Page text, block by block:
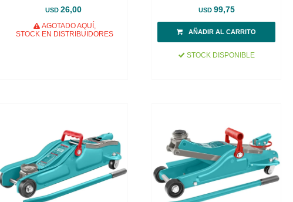
USD 26,00
AGOTADO AQUÍ,
STOCK EN DISTRIBUIDORES
USD 99,75
STOCK DISPONIBLE